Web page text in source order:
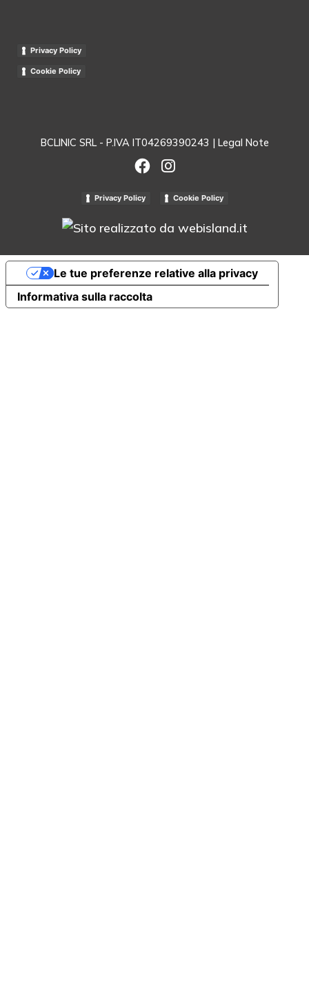
Privacy Policy
Cookie Policy
BCLINIC SRL - P.IVA IT04269390243 | Legal Note
Privacy Policy Cookie Policy
Informativa sulla raccolta
Le tue preferenze relative alla privacy